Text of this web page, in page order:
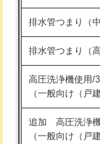
持込商品取付（
給水管工事※（
給水管工事※（
給水管工事※（
給水管工事※（
め込み）)
排水管つまり（
排水管つまり（
高圧洗浄機使用/
（一般向け（戸
追加 高圧洗浄機
（一般向け（戸